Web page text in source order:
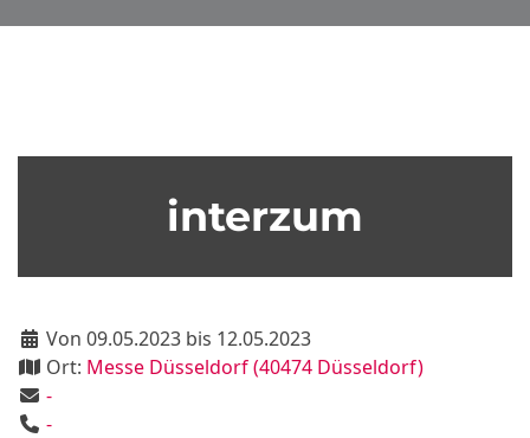
interzum
Von 09.05.2023 bis 12.05.2023
Ort: Messe Düsseldorf (40474 Düsseldorf)
-
-